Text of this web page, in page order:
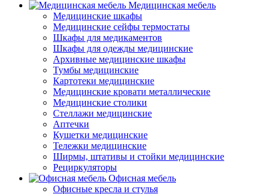
Медицинская мебель
Медицинские шкафы
Медицинские сейфы термостаты
Шкафы для медикаментов
Шкафы для одежды медицинские
Архивные медицинские шкафы
Тумбы медицинские
Картотеки медицинские
Медицинские кровати металлические
Медицинские столики
Стеллажи медицинские
Аптечки
Кушетки медицинские
Тележки медицинские
Ширмы, штативы и стойки медицинские
Рециркуляторы
Офисная мебель
Офисные кресла и стулья